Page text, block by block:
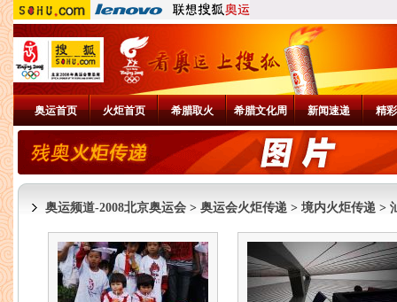
奥运首页 火炬首页 希腊取火 希腊文化周 新闻速递 精
奥运频道-2008北京奥运会 > 奥运会火炬传递 > 境内火炬传递 >